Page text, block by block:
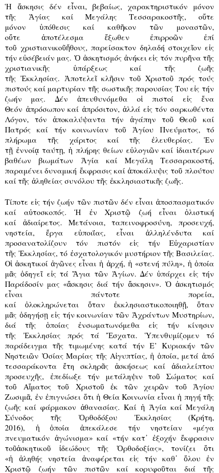
Ἡ ἄσκησις δέν εἶναι, βεβαίως, χαρακτηριστικόν μόνον
τῆς Ἁγίας καί Μεγάλης Τεσσαρακοστῆς, οὔτε
μόνον ὑπόθεσις καί καθῆκον τῶν μοναστῶν,
οὔτε ἀποτέλεσμα ἔξωθενἐπιρροῶν ἐπί
τοῦ χριστιανικοῦἤθους, παρείσακτον δηλαδή στοιχεῖον εἰς
τήν εὐσέβειάν μας. Ὁ ἀσκητισμόςἀνήκει εἰς τόν πυρῆνα τῆς
χριστιανικῆς ὑπάρξεως καί τῆς ζωῆς
τῆςἘκκλησίας. Ἀποτελεῖκλῆσιν τοῦΧριστοῦ πρός τούς
πιστούς καί μαρτυρίαν τῆς σωστικῆς παρουσίας Του εἰς τήν
ζωήν μας. Δένἀπευθυνόμεθα οἱ πιστοί εἰςἕνα
Θεόν ἀπρόσωπον καί ἀπρόσιτον,ἀλλά εἰς τόν σαρκωθέντα
Λόγον, τόνἀποκαλύψαντα τήν ἀγάπην τοῦΘεοῦ καί
Πατρός καί τήν κοινωνίαν τοῦ Ἁγίου Πνεύματος, τό
πλήρωμα τῆς χάριτος καί τῆςἐλευθερίας.Ἐν
τῇ ἐννοίᾳ ταύτῃ, ἡ πλήρης θείων εὐλογιῶν καί ἰδιαιτέρων
βαθέων βιωμάτων Ἁγία καί Μεγάλη Τεσσαρακοστή,
παραμένει δυναμική ἔκφρασις καίἀποκάλυψις τοῦπλούτου
καί τῆς ἀληθείας συνόλου τῆς ἐκκλησιαστικῆς ζωῆς.
Τίποτε εἰς τήν ζωήν τῶν πιστῶν δέν εἶναι ἀποσπασματικόν
καί αὐτοσκοπός.Ἡ ἐν Χριστῷ ζωή εἶναιὁλιστική
καί ἀδιαίρετος. Μετάνοια, ταπεινοφροσύνη, προσευχή,
νηστεία,ἔργα εὐποιΐας, εἶναι ἀλληλένδυτα καί
προσανατολίζουν τόν πιστόν εἰς τήν Εὐχαριστίαν
τῆςἘκκλησίας, τό ἐσχατολογικόν μυστήριον τῆς Βασιλείας.
Οἱ ἀσκητικοίἀγῶνες εἶναιἡ ἀρχή, ἡ«στενή πύλη», ἡ ὁποία
μᾶςὁδηγεῖεἰς τάἍγια τῶν Ἁγίων. Δένὑπάρχει εἰς τήν
Παράδοσίν μας «ἄσκησις διά τήν ἄσκησιν». Ὁ ἀσκητισμός
εἶναι πάντοτε πορεία,
καίὁλοκληρώνεται ὅταν ἐκκλησιαστικοποιηθῇ, ὅταν
μᾶς ὁδηγήσῃεἰς τήν κοινωνίαν τῶν Ἀχράντων Μυστηρίων,
διά τῆς ὁποίαςἐνσωματωνόμεθα εἰς τήν κίνησιν
τῆς Ἐκκλησίας πρός τάἜσχατα.Ὑπενθυμίζομεν τό
παράδειγμα τῆς τιμωμένης κατά τήν Ε’ Κυριακήν τῶν
Νηστειῶν Ὁσίας Μαρίας τῆς Αἰγυπτίας,ἡ ὁποία, μετά ἀπό
τεσσαράκοντα ἔτη σκληρᾶς ἀσκήσεως καί ἀδιαλείπτου
προσευχῆς, ἐπεδίωξε τήν μετάληψιν τοῦ Σώματος καί
τοῦ Αἵματος τοῦ Χριστοῦ ἐκ τῶν χειρῶν τοῦ Ἁγίου
Ζωσιμᾶ, ἐν ἐπιγνώσει ὅτι ἡ Θεία Κοινωνία εἶναι ἡ πηγή τῆς
ζωῆς καί φάρμακον ἀθανασίας. Καί ἡ Ἁγία καί Μεγάλη
Σύνοδος τῆς Ὀρθοδόξου Ἐκκλησίας (Κρήτη,
2016), ἡ ὁποίαἀπεκάλεσε τήν νηστείαν «μέγα
πνευματικόν ἀγώνισμα» καί «τήν κατ᾿ ἐξοχήν ἔκφρασιν
τοῦἀσκητικοῦ ἰδεώδους τῆς Ὀρθοδοξίας», τονίζειὅτι
«ἡ ἀληθής νηστεία ἀναφέρεται εἰς τήν καθ᾿ ὅλου ἐν
Χριστῷ ζωήν τῶν πιστῶν καί κορυφοῦται διά τῆς